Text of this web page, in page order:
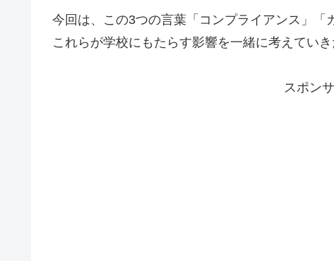
今回は、この3つの言葉「コンプライアンス」「
これらが学校にもたらす影響を一緒に考えていき
スポン